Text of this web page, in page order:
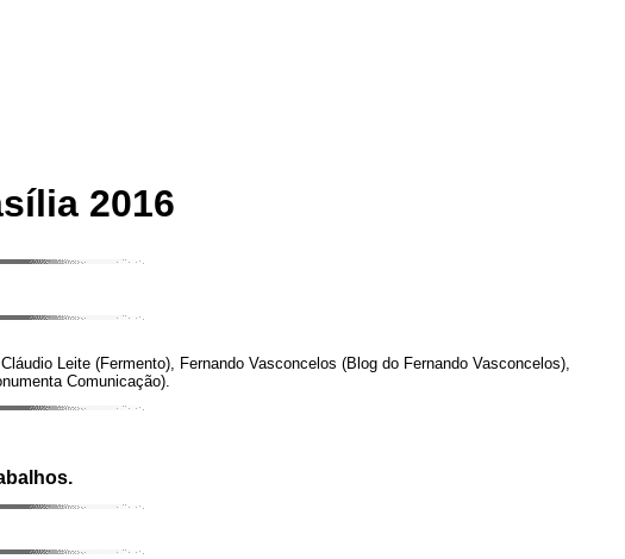
2016
Leite (Fermento), Fernando Vasconcelos (Blog do Fernando Vasconcelos),
Comunicação).